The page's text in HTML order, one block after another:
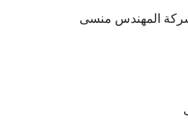
شركة المهندس منسى